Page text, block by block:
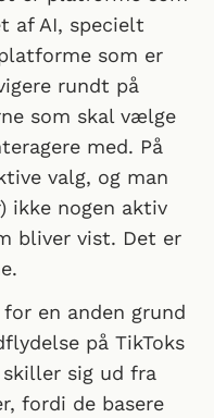
af AI, specielt
som er
rundt på
som skal vælge
med. På
valg, og man
ikke nogen aktiv
bliver vist. Det er
en anden grund
på TikToks
skiller sig ud fra
fordi de basere